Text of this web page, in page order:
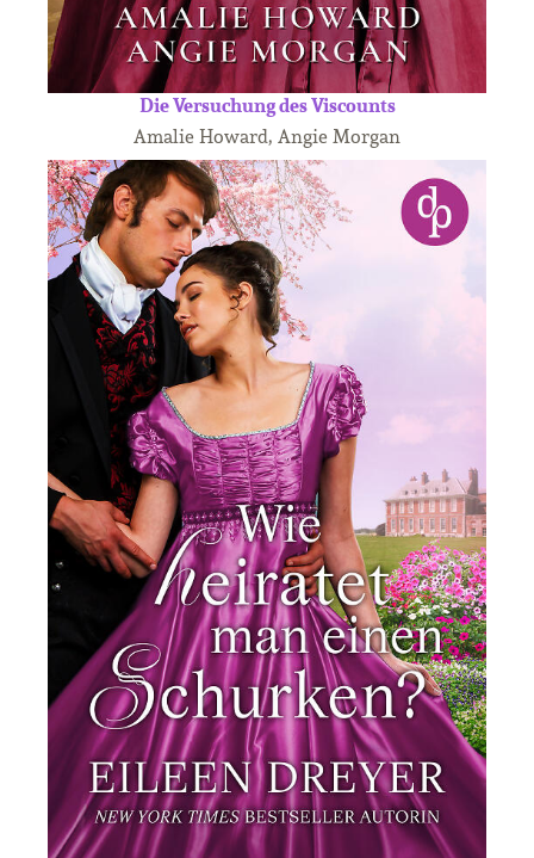
Die Versuchung des Viscounts
Amalie Howard, Angie Morgan